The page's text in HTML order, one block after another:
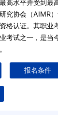
高水平并受到最
究协会（AIMR
格认证。其职业
考试之一，是当
报名条件